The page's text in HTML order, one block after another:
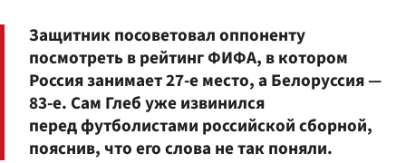
Защитник посоветовал оппоненту
посмотреть в рейтинг ФИФА, в котором
Россия занимает 27-е место, а Белоруссия —
83-е. Сам Глеб уже извинился
перед футболистами российской сборной,
пояснив, что его слова не так поняли.